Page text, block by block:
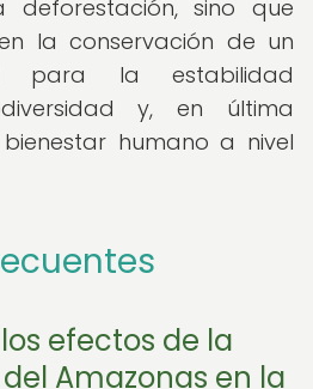
sino que
la conservación de un
para la estabilidad
y, en última
humano a nivel
efectos de la
Amazonas en la